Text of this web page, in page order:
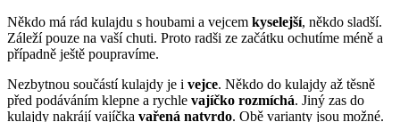
Někdo má rád kulajdu s houbami a vejcem kyselejší, někdo sladší.
Záleží pouze na vaší chuti. Proto radši ze začátku ochutíme méně a
případně ještě poupravíme.
Nezbytnou součástí kulajdy je i vejce. Někdo do kulajdy až těsně
před podáváním klepne a rychle vajíčko rozmíchá. Jiný zas do
kulajdy nakrájí vajíčka vařená natvrdo. Obě varianty jsou možné.